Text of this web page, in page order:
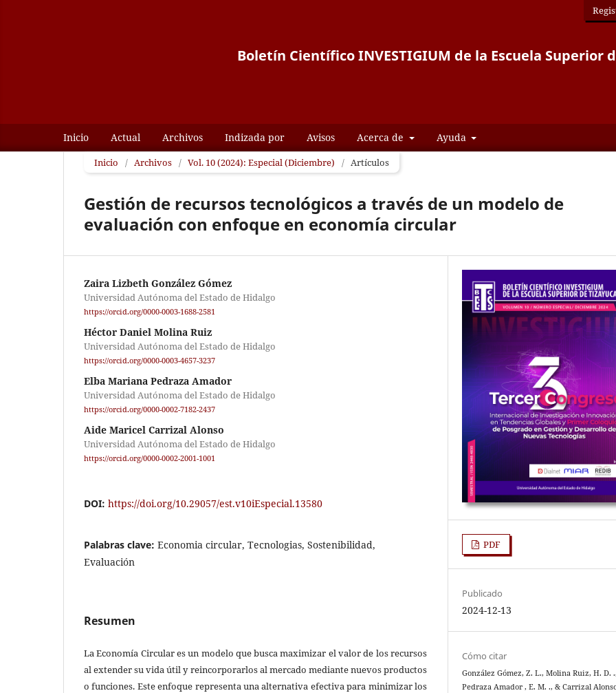
Boletín Científico INVESTIGIUM de la Escuela Superior
Inicio Actual Archivos Indizada por Avisos Acerca de Ayuda
Inicio / Archivos / Vol. 10 (2024): Especial (Diciembre) / Artículos
Gestión de recursos tecnológicos a través de un modelo de
evaluación con enfoque en economía circular
Zaira Lizbeth González Gómez
Universidad Autónoma del Estado de Hidalgo
https://orcid.org/0000-0003-1688-2581
Héctor Daniel Molina Ruiz
Universidad Autónoma del Estado de Hidalgo
https://orcid.org/0000-0003-4657-3237
Elba Mariana Pedraza Amador
Universidad Autónoma del Estado de Hidalgo
https://orcid.org/0000-0002-7182-2437
Aide Maricel Carrizal Alonso
Universidad Autónoma del Estado de Hidalgo
https://orcid.org/0000-0002-2001-1001
DOI: https://doi.org/10.29057/est.v10iEspecial.13580
Palabras clave: Economia circular, Tecnologias, Sostenibilidad,
Evaluación
Resumen
La Economía Circular es un modelo que busca maximizar el valor de los recursos
al extender su vida útil y reincorporarlos al mercado mediante nuevos productos
o funciones. Este enfoque representa una alternativa efectiva para minimizar los
PDF
Publicado
2024-12-13
Cómo citar
González Gómez, Z. L., Molina Ruiz, H. D. .,
Pedraza Amador , E. M. ., & Carrizal